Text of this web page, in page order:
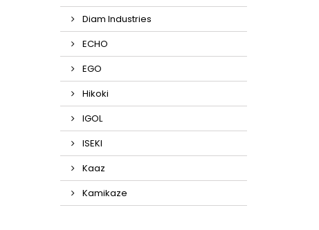
Diam Industries
ECHO
EGO
Hikoki
IGOL
ISEKI
Kaaz
Kamikaze